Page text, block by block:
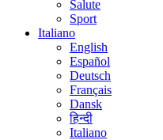
Salute
Sport
Italiano
English
Español
Deutsch
Français
Dansk
हिन्दी
Italiano